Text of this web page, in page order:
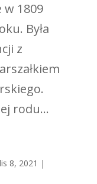
1809
Była
z
rodu...
lis 8, 2021 |